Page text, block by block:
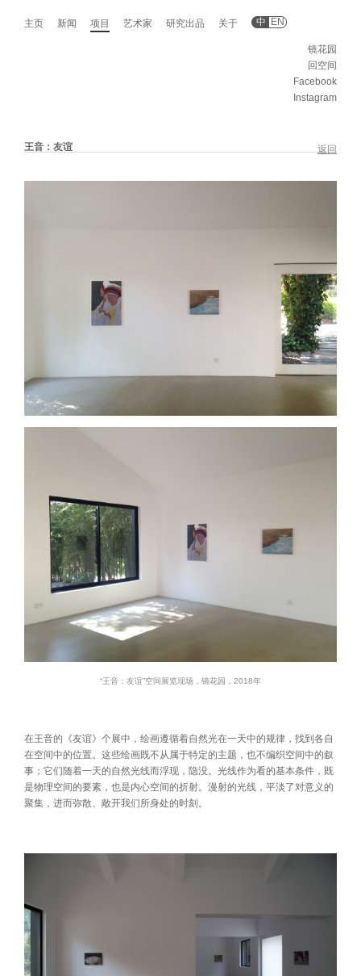
主页 新闻 项目 艺术家 研究出品 关于 中 EN
镜花园
回空间
Facebook
Instagram
返回
王音：友谊
“王音：友谊”空间展览现场，镜花园，2018年
在王音的《友谊》个展中，绘画遵循着自然光在一天中的规律，找到各自
在空间中的位置。这些绘画既不从属于特定的主题，也不编织空间中的叙
事；它们随着一天的自然光线而浮现，隐没。光线作为看的基本条件，既
是物理空间的要素，也是内心空间的折射。漫射的光线，平淡了对意义的
聚集，进而弥散、敞开我们所身处的时刻。